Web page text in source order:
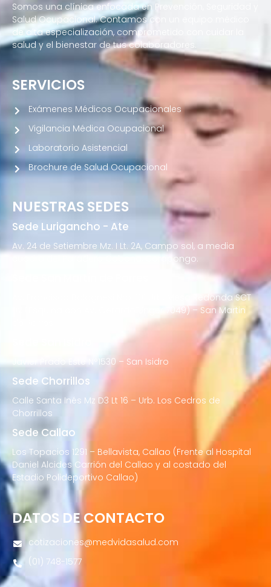
Somos una clínica enfocada en Prevención, Seguridad y
Salud Ocupacional. Contamos con un equipo médico
de alta especialización, comprometido con cuidar la
salud y el bienestar de tus colaboradores.
NUESTRAS SEDES
Sede Lurigancho - Ate
Av. 24 de Setiembre Mz. I Lt. 2A, Campo sol, a media
cuadra del Paradero Cabana, Carapongo.
Av. Francisco Bolognesi Nro. 101 Urb. Mesa Redonda SCT
02 (Esquina con Av. Gerardo Unger 7049) – San Martin
Javier Prado Este N°1530 – San Isidro
Sede Chorrillos
Calle Santa Inés Mz D3 Lt 16 – Urb. Los Cedros de
Chorrillos
Sede Callao
Los Topacios 1291 – Bellavista, Callao (Frente al Hospital
Daniel Alcides Carrión del Callao y al costado del
Estadio Polideportivo Callao)
SERVICIOS
Exámenes Médicos Ocupacionales
Vigilancia Médica Ocupacional
Laboratorio Asistencial
Brochure de Salud Ocupacional
DATOS DE CONTACTO
cotizaciones@medvidasalud.com
(01) 748-1577